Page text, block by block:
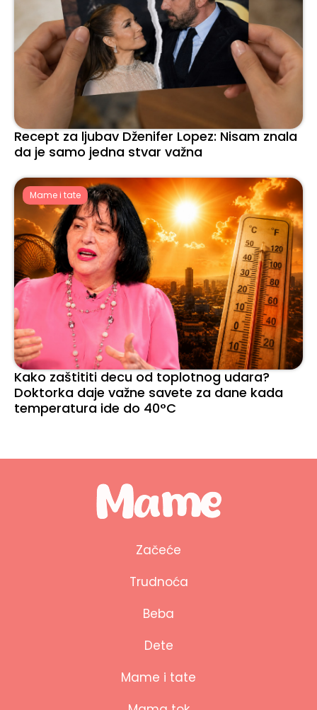
Recept za ljubav Dženifer Lopez: Nisam znala
da je samo jedna stvar važna
Mame i tate
Kako zaštititi decu od toplotnog udara?
Doktorka daje važne savete za dane kada
temperatura ide do 40°C
Začeće
Trudnoća
Beba
Dete
Mame i tate